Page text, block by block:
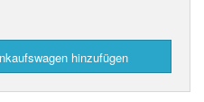
hinzufügen